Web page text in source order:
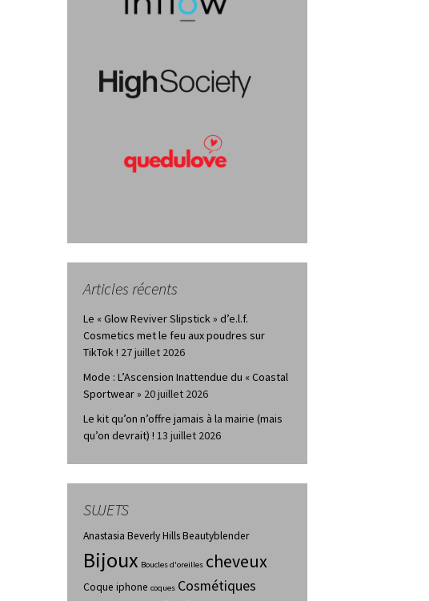
Articles récents
Le « Glow Reviver Slipstick » d’e.l.f.
Cosmetics met le feu aux poudres sur
TikTok ! 27 juillet 2026
Mode : L’Ascension Inattendue du « Coastal
Sportwear » 20 juillet 2026
Le kit qu’on n’offre jamais à la mairie (mais
qu’on devrait) ! 13 juillet 2026
SUJETS
Anastasia Beverly HillsBeautyblender
Bijoux Boucles d'oreilles cheveux
Coque iphone coques Cosmétiques